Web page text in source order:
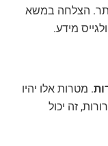
הצלחה במשא
מידע.
. מטרות אלו יהיו
זה יכול